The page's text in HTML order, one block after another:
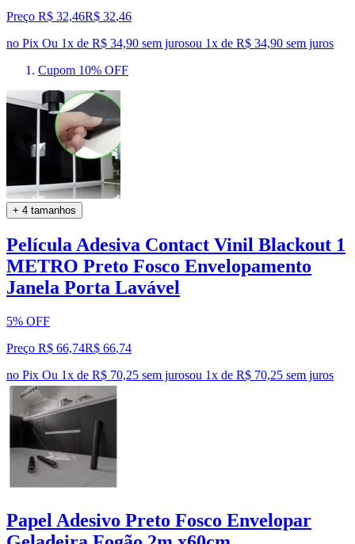
Preço R$ 32,46R$ 32,46
no Pix Ou 1x de R$ 34,90 sem jurosou 1x de R$ 34,90 sem juros
Cupom 10% OFF
+ 4 tamanhos
Película Adesiva Contact Vinil Blackout 1
METRO Preto Fosco Envelopamento
Janela Porta Lavável
5% OFF
Preço R$ 66,74R$ 66,74
no Pix Ou 1x de R$ 70,25 sem jurosou 1x de R$ 70,25 sem juros
Papel Adesivo Preto Fosco Envelopar